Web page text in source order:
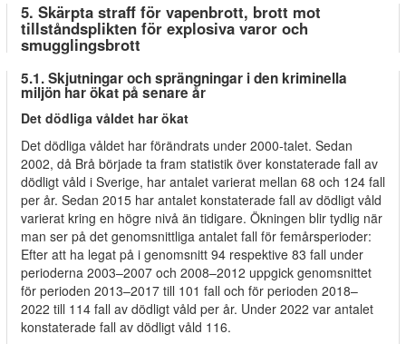
5. Skärpta straff för vapenbrott, brott mot
tillståndsplikten för explosiva varor och
smugglingsbrott
5.1. Skjutningar och sprängningar i den kriminella
miljön har ökat på senare år
Det dödliga våldet har ökat
Det dödliga våldet har förändrats under 2000-talet. Sedan
2002, då Brå började ta fram statistik över konstaterade fall av
dödligt våld i Sverige, har antalet varierat mellan 68 och 124 fall
per år. Sedan 2015 har antalet konstaterade fall av dödligt våld
varierat kring en högre nivå än tidigare. Ökningen blir tydlig när
man ser på det genomsnittliga antalet fall för femårsperioder:
Efter att ha legat på i genomsnitt 94 respektive 83 fall under
perioderna 2003–2007 och 2008–2012 uppgick genomsnittet
för perioden 2013–2017 till 101 fall och för perioden 2018–
2022 till 114 fall av dödligt våld per år. Under 2022 var antalet
konstaterade fall av dödligt våld 116.